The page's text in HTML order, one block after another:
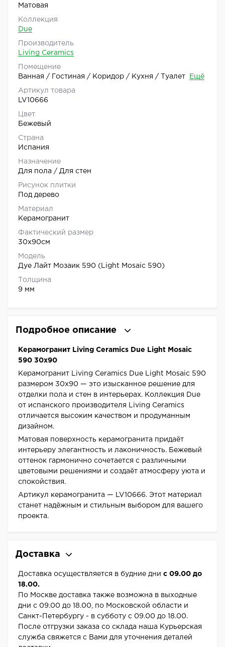
Матовая
Коллекция
Due
Производитель
Living Ceramics
Помещение
Ванная / Гостиная / Коридор / Кухня / Туалет
Ещё
Артикул товара
LV10666
Цвет
Бежевый
Страна
Испания
Назначение
Для пола / Для стен
Рисунок плитки
Под дерево
Материал
Керамогранит
Фактический размер
30x90см
Модель
Дуе Лайт Мозаик 590 (Light Mosaic 590)
Толщина
9 мм
Подробное описание
Керамогранит Living Ceramics Due Light Mosaic
590 30x90
Керамогранит Living Ceramics Due Light Mosaic 590
размером 30x90 — это изысканное решение для
отделки пола и стен в интерьерах. Коллекция Due
от испанского производителя Living Ceramics
отличается высоким качеством и продуманным
дизайном.
Матовая поверхность керамогранита придаёт
интерьеру элегантность и лаконичность. Бежевый
оттенок гармонично сочетается с различными
цветовыми решениями и создаёт атмосферу уюта и
спокойствия.
Артикул керамогранита — LV10666. Этот материал
станет надёжным и стильным выбором для вашего
проекта.
Доставка
Доставка осуществляется в будние дни с 09.00 до
18.00.
По Москве доставка также возможна в выходные
дни с 09.00 до 18.00, по Московской области и
Санкт-Петербургу - в субботу с 09.00 до 18.00.
После отгрузки заказа со склада наша Курьерская
служба свяжется с Вами для уточнения деталей